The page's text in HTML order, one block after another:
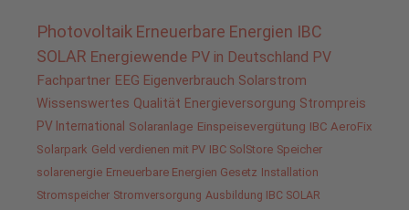
Photovoltaik Erneuerbare Energien IBC
SOLAR Energiewende PV in Deutschland PV
Fachpartner EEG Eigenverbrauch Solarstrom
Wissenswertes Qualität Energieversorgung Strompreis
PV International Solaranlage Einspeisevergütung IBC AeroFix
Solarpark Geld verdienen mit PV IBC SolStore Speicher
solarenergie Erneuerbare Energien Gesetz Installation
Stromspeicher Stromversorgung Ausbildung IBC SOLAR